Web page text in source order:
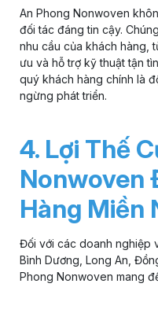
An Phong Nonwoven
đối tác đáng tin cậy.
nhu cầu của khách hàng,
ưu và hỗ trợ kỹ thuật tận
quý khách hàng chính là
ngừng phát triển.
4. Lợi Thế
Nonwoven
Hàng Miền
Đối với các doanh nghiệp
Bình Dương, Long An,
Phong Nonwoven mang